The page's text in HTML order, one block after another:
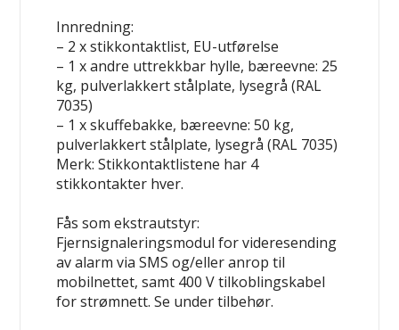
Innredning:
– 2 x stikkontaktlist, EU-utførelse
– 1 x andre uttrekkbar hylle, bæreevne: 25
kg, pulverlakkert stålplate, lysegrå (RAL
7035)
– 1 x skuffebakke, bæreevne: 50 kg,
pulverlakkert stålplate, lysegrå (RAL 7035)
Merk: Stikkontaktlistene har 4
stikkontakter hver.
Fås som ekstrautstyr:
Fjernsignaleringsmodul for videresending
av alarm via SMS og/eller anrop til
mobilnettet, samt 400 V tilkoblingskabel
for strømnett. Se under tilbehør.